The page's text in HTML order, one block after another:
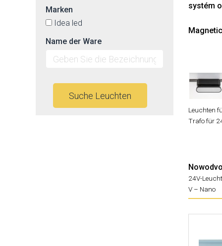
systém
Leuchten
Trafo für
24V-
V – Nano
Marken
Idea led
Name der Ware
Suche Leuchten